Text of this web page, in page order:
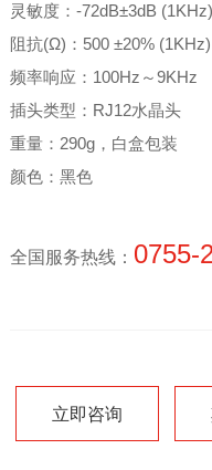
灵敏度：-72dB±3dB (1KHz)
阻抗(Ω)：500 ±20% (1KHz)
频率响应：100Hz～9KHz
插头类型：RJ12水晶头
重量：290g，白盒包装
颜色：黑色
全国服务热线： 0755-
立即咨询